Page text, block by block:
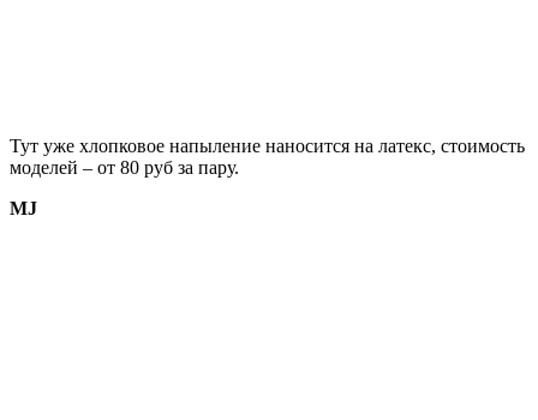
Тут уже хлопковое напыление наносится на латекс, стоимость
моделей – от 80 руб за пару.
MJ